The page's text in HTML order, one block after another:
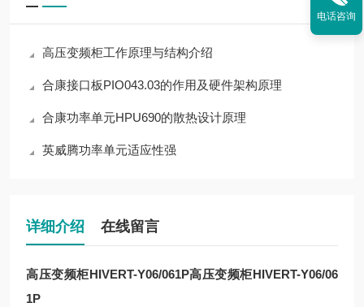
高压变频柜工作原理与结构介绍
合康接口板PIO043.03的作用及硬件架构原理
合康功率单元HPU690的散热设计原理
英威腾功率单元适应性强
详细介绍 在线留言
高压变频柜HIVERT-Y06/061P高压变频柜HIVERT-Y06/06
1P
电话咨询